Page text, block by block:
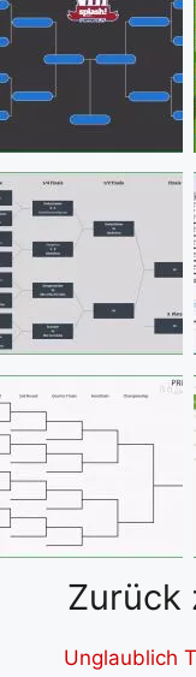
Zurück
Unglaublich